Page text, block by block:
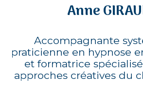
Anne
Accompagnante
praticienne en hypnose
et formatrice
approches créatives du